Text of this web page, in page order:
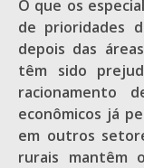
O que os
de prioridades
depois das
têm sido
racionamento
econômicos já
em outros
rurais mantêm